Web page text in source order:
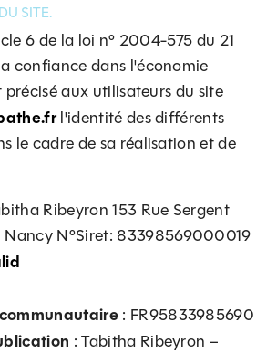
SITE.
6 de la loi n° 2004-575 du 21
confiance dans l'économie
précisé aux utilisateurs du site
l'identité des différents
le cadre de sa réalisation et de
Ribeyron 153 Rue Sergent
N°Siret: 83398569000019
: FR95833985690
: Tabitha Ribeyron –